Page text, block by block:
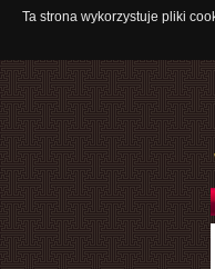
Ta strona wykorzystuje pliki